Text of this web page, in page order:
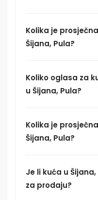
Kolika je
Šijana, Pula?
Koliko oglasa za
u Šijana, Pula?
Kolika je
Šijana, Pula?
Je li kuća u
za prodaju?